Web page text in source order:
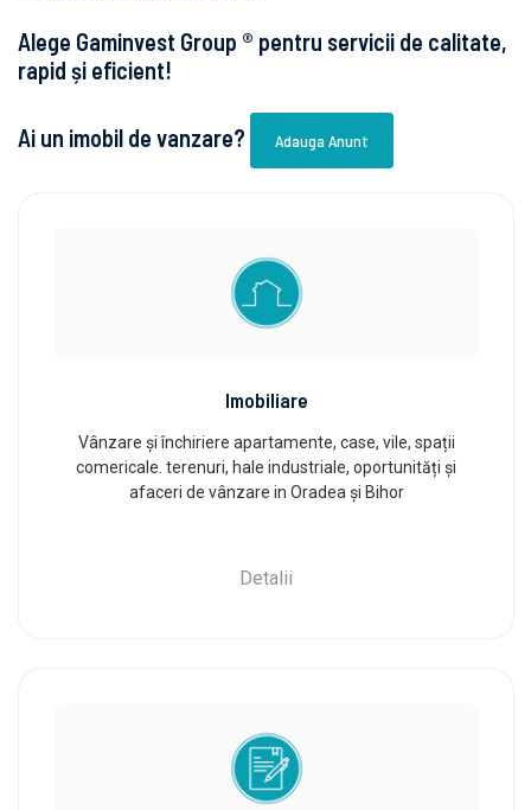
Alege Gaminvest Group ® pentru servicii de calitate,
rapid și eficient!
Ai un imobil de vanzare? Adauga Anunt
Imobiliare
Vânzare și închiriere apartamente, case, vile, spații
comericale. terenuri, hale industriale, oportunități și
afaceri de vânzare in Oradea și Bihor
Detalii